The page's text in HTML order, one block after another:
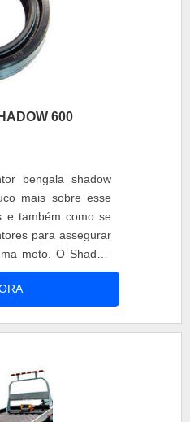
600
bengala shadow
mais sobre esse
e também como se
para assegurar
moto. O Shadow
custom criado e
os anos 1995 e
pelo seu